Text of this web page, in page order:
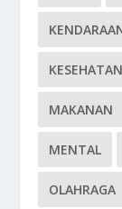
MAKANAN
MENTAL
OLAHRAGA